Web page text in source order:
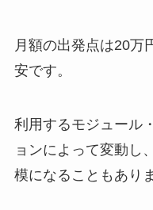
月額の出発点は20万
安です。
利用するモジュール
ョンによって変動し
模になることもあり